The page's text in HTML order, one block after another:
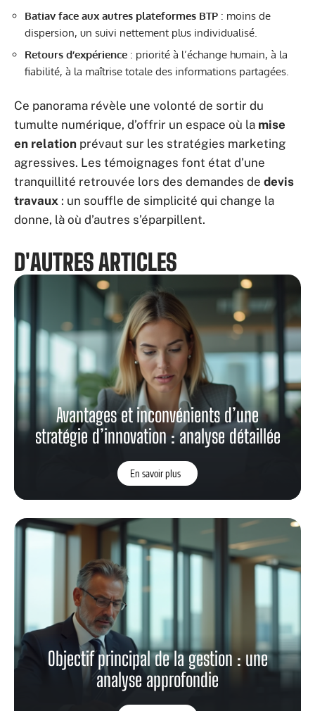
Batiav face aux autres plateformes BTP : moins de
dispersion, un suivi nettement plus individualisé.
Retours d’expérience : priorité à l’échange humain, à la
fiabilité, à la maîtrise totale des informations partagées.
Ce panorama révèle une volonté de sortir du
tumulte numérique, d’offrir un espace où la mise
en relation prévaut sur les stratégies marketing
agressives. Les témoignages font état d’une
tranquillité retrouvée lors des demandes de devis
travaux : un souffle de simplicité qui change la
donne, là où d’autres s’éparpillent.
D'AUTRES ARTICLES
Avantages et inconvénients d’une
stratégie d’innovation : analyse détaillée
En savoir plus
Objectif principal de la gestion : une
analyse approfondie